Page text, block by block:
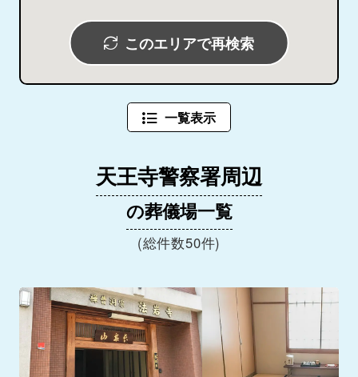
このエリアで再検索
一覧表示
天王寺警察署周辺
の葬儀場一覧
(総件数50件)